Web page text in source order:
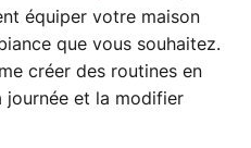
équiper votre maison
que vous souhaitez.
créer des routines en
journée et la modifier